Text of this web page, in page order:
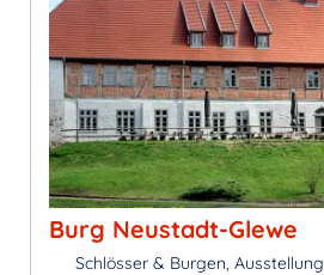
Burg Neustadt-Glewe
Schlösser & Burgen, Ausstellung,